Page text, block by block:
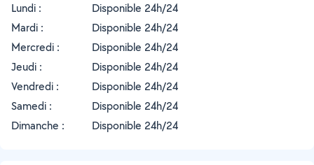
Lundi :
Disponible 24h/24
Mardi :
Disponible 24h/24
Mercredi :
Disponible 24h/24
Jeudi :
Disponible 24h/24
Vendredi :
Disponible 24h/24
Samedi :
Disponible 24h/24
Dimanche :
Disponible 24h/24